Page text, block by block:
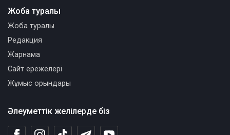
Әлеуметтік желілерде біз
Жоба туралы
Жоба туралы
Редакция
Жарнама
Сайт ережелері
Жұмыс орындары